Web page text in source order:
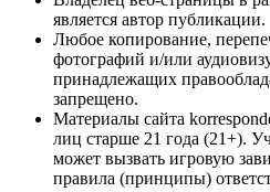
является автор публикации.
Любое копирование,
фотографий и/или
принадлежащих
запрещено.
Материалы сайта
лиц старше 21 года (21+).
может вызвать игровую
правила (принципы)